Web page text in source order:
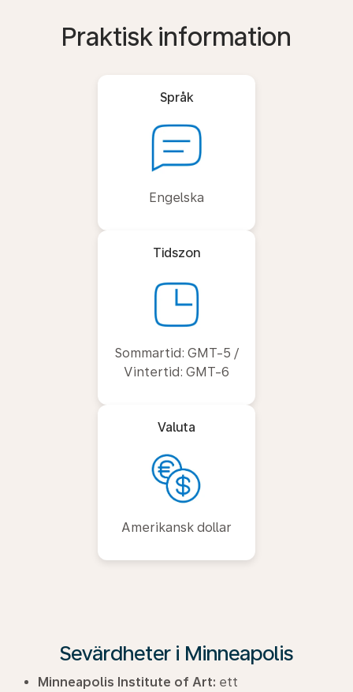
Praktisk information
Språk
Engelska
Tidszon
Sommartid: GMT-5 /
Vintertid: GMT-6
Valuta
Amerikansk dollar
Sevärdheter i Minneapolis
Minneapolis Institute of Art: ett